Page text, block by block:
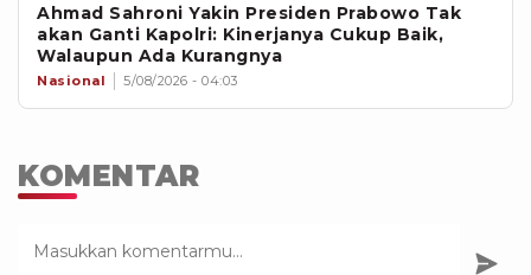
Ahmad Sahroni Yakin Presiden Prabowo Tak
akan Ganti Kapolri: Kinerjanya Cukup Baik,
Walaupun Ada Kurangnya
Nasional 5/08/2026 - 04:03
KOMENTAR